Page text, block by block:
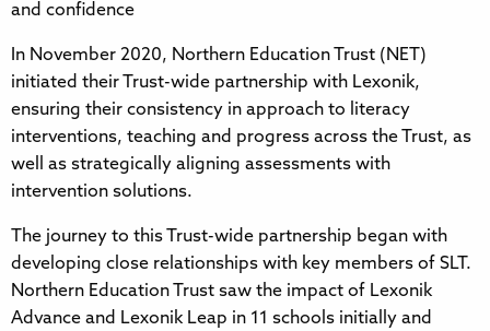
and confidence​​​​‌‍​‍​‍‌‍‌​‍‌‍‍‌‌‍‌‌‍‍‌‌‍‍​‍​‍​‍‍​‍​‍‌​‌‍​‌‌‍‍‌‍‍‌‌‌​‌‍‌​‍‍‌‍‍‌‌‍​‍​‍​‍​​‍​‍‌‍‍​‌​‍‌‍‌‌‌‍‌‍​‍​‍​‍‍​‍​‍​‍‌​‌‌​‌‌‌‌‍‌​‌‍‍‌‌‍​‍‌‍‍‌‌‍‍‌‌​‌‍‌‌‌‍‍‌‌​​‍‌‍‌‌‌‍‌​‌‍‍‌‌‌​​‍‌‍‌‌‍‌‍‌​‌‍‌‌​‌‌​​‌​‍‌‍‌‌‌​‌‍‌‌‌‍‍‌‌​‌‍​‌‌‌​‌‍‍‌‌‍‌‍‍​‍‌‍‍‌‌‍‌​​‌‌‍​‌‌‍‌‍​​​​‍‌​‍‌​‍‌‌‍‌‍‌‍​‍​‍‌​‌‍​​‌‌‍‌​​‌​‍‌​‌​​​​​‌‌‍​​‍‌​‍​​‌‍​‌​‍‌​‍‌​‍‌​‌‍​‌‌​​‌‍‌‍​​‌​​‍​‍​​​​​‌‌​‌‍‌‍​‍​‍‌‌​‌‍‌‌​​‌‍‌‌​‌‌​‌‌​‌‍‌​‍‌‍‌​‍‌​​‌‍​‌‌‌​‌‍‍​​‌‌‍​‍‌‍‌‍‌​‌‍‌​‍‌‌​‌‌‌​​‍‌‌‌‍‍‌‍‌‌‌‍‌​‍‌‌​​‌​‌​​‍‌‌​​‌​‌​​‍‌‌​​‍​​‍​‌‌​‌‌‌‍‌‍‌‍​‌​​​​‍‌​‍​​‍​‌‍‌‌​‍​​‌‌‌‍‌​​‍‌‌​​‍​​‍​‍‌‌​‌‌‌​‌​​‍‍‌‍​‌‍‍​‌‍‍‌‌‍​‌‍‌​‌​‍‌‍‌‌‌‍‍​‍‌‌​‌‌‌​​‍‌‌‌‍‍‌‍‌‌‌‍‌​‍‌‌​​‌​‌​​‍‌‌​​‌​‌​​‍‌‌​​‍​​‍​‌​‌‍​‌​‌‍‌‍​‍​​‍​‌​‍‌‌‍‌‍​​​​‌‍​​‌‍‌‌​​​​‍‌‌​​‍​​‍​‍‌‌​‌‌‌​‌​​‍‍‌‌​‌‍‌‌‌‍​‌‌​​‌‍​‍‌‍​‌‌​‌‍‌‌‌‌‌‌‌​‍‌‍​​‌​‍‌‌​​‍‌​‌‍‌​‌‌​‌‌‌‌‍‌​‌‍‍‌‌‍​‍‌‍‌‍‍‌‌‍‌​​‌‌‍​‌‌‍‌‍​​​​‍‌​‍‌​‍‌‌‍‌‍‌‍​‍​‍‌​‌‍​​‌‌‍‌​​‌​‍‌​‌​​​​​‌‌‍​​‍‌​‍​​‌‍​‌​‍‌​‍‌​‍‌​‌‍​‌‌​​‌‍‌‍​​‌​​‍​‍​​​​​‌‌​‌‍‌‍​‍​‍‌‍‌‌​‌‍‌‌​​‌‍‌‌​‌‌​‌‌​‌‍‌​‍‌‍‌​‍‌‍‌​​‌‍​‌‌‌​‌‍‍​​‌‌‍​‍‌‍‌‍‌​‌‍‌​‍‌‌​‌‌‌​​‍‌‌‌‍‍‌‍‌‌‌‍‌​‍‌‌​​‌​‌​​‍‌‌​​‌​‌​​‍‌‌​​‍​​‍​‌‌​‌‌‌‍‌‍‌‍​‌​​​​‍‌​‍​​‍​‌‍‌‌​‍​​‌‌‌‍‌​​‍‌‌​​‍​​‍​‍‌‌​‌‌‌​‌​​‍‍‌‍​‌‍‍​‌‍‍‌‌‍​‌‍‌​‌​‍‌‍‌‌‌‍‍​‍‌‌​‌‌‌​​‍‌‌‌‍‍‌‍‌‌‌‍‌​‍‌‌​​‌​‌​​‍‌‌​​‌​‌​​‍‌‌​​‍​​‍​‌​‌‍​‌​‌‍‌‍​‍​​‍​‌​‍‌‌‍‌‍​​​​‌‍​​‌‍‌‌​​​​‍‌‌​​‍​​‍​‍‌‌​‌‌‌​‌​​‍‍‌‌​‌‍‌‌‌‍​‌‌​​‍‌‍‌​​‌‍‌‌‌​‍‌​‌​​‌‍‌‌‌‍​‌‌​‌‍‍‌‌‌‍‌‍‌‌​‌‌​​‌‌‌‌‍​‍‌‍​‌‍‍‌‌​‌‍‍​‌‍‌‌‌‍‌​​‍​‍‌‌
In November 2020, ​​​​‌‍​‍​‍‌‍‌​‍‌‍‍‌‌‍‌‌‍‍‌‌‍‍​‍​‍​‍‍​‍​‍‌​‌‍​‌‌‍‍‌‍‍‌‌‌​‌‍‌​‍‍‌‍‍‌‌‍​‍​‍​‍​​‍​‍‌‍‍​‌​‍‌‍‌‌‌‍‌‍​‍​‍​‍‍​‍​‍​‍‌​‌‌​‌‌‌‌‍‌​‌‍‍‌‌‍​‍‌‍‍‌‌‍‍‌‌​‌‍‌‌‌‍‍‌‌​​‍‌‍‌‌‌‍‌​‌‍‍‌‌‌​​‍‌‍‌‌‍‌‍‌​‌‍‌‌​‌‌​​‌​‍‌‍‌‌‌​‌‍‌‌‌‍‍‌‌​‌‍​‌‌‌​‌‍‍‌‌‍‌‍‍​‍‌‍‍‌‌‍‌​​‌‌‍​‌‌‍‌‍​​​​‍‌​‍‌​‍‌‌‍‌‍‌‍​‍​‍‌​‌‍​​‌‌‍‌​​‌​‍‌​‌​​​​​‌‌‍​​‍‌​‍​​‌‍​‌​‍‌​‍‌​‍‌​‌‍​‌‌​​‌‍‌‍​​‌​​‍​‍​​​​​‌‌​‌‍‌‍​‍​‍‌‌​‌‍‌‌​​‌‍‌‌​‌‌​‌‌​‌‍‌​‍‌‍‌​‍‌​​‌‍​‌‌‌​‌‍‍​​‌‌‍​‍‌‍‌‍‌​‌‍‌​‍‌‌​‌‌‌​​‍‌‌‌‍‍‌‍‌‌‌‍‌​‍‌‌​​‌​‌​​‍‌‌​​‌​‌​​‍‌‌​​‍​​‍‌‍​‍​‌‍​​‍‌‍‌‍​‍‌‌‍​​‌‌‌‍‌‍‌‍‌​​‌‍‌‍​​‍​​‍‌‌​​‍​​‍​‍‌‌​‌‌‌​‌​​‍‍‌‍​‌‍‍​‌‍‍‌‌‍​‌‍‌​‌​‍‌‍‌‌‌‍‍​‍‌‌​‌‌‌​​‍‌‌‌‍‍‌‍‌‌‌‍‌​‍‌‌​​‌​‌​​‍‌‌​​‌​‌​​‍‌‌​​‍​​‍‌‍​‍​​‌​‌​‌‍‌‌​​‌​‌‌​​‌‌‍​‍​​‌​‍‌​‌​‌‍‌‌​​​​‍‌‌​​‍​​‍​‍‌‌​‌‌‌​‌​​‍‍‌‌​‌‍‌‌‌‍​‌‌​​‌‍​‍‌‍​‌‌​‌‍‌‌‌‌‌‌‌​‍‌‍​​‌​‍‌‌​​‍‌​‌‍‌​‌‌​‌‌‌‌‍‌​‌‍‍‌‌‍​‍‌‍‌‍‍‌‌‍‌​​‌‌‍​‌‌‍‌‍​​​​‍‌​‍‌​‍‌‌‍‌‍‌‍​‍​‍‌​‌‍​​‌‌‍‌​​‌​‍‌​‌​​​​​‌‌‍​​‍‌​‍​​‌‍​‌​‍‌​‍‌​‍‌​‌‍​‌‌​​‌‍‌‍​​‌​​‍​‍​​​​​‌‌​‌‍‌‍​‍​‍‌‍‌‌​‌‍‌‌​​‌‍‌‌​‌‌​‌‌​‌‍‌​‍‌‍‌​‍‌‍‌​​‌‍​‌‌‌​‌‍‍​​‌‌‍​‍‌‍‌‍‌​‌‍‌​‍‌‌​‌‌‌​​‍‌‌‌‍‍‌‍‌‌‌‍‌​‍‌‌​​‌​‌​​‍‌‌​​‌​‌​​‍‌‌​​‍​​‍‌‍​‍​‌‍​​‍‌‍‌‍​‍‌‌‍​​‌‌‌‍‌‍‌‍‌​​‌‍‌‍​​‍​​‍‌‌​​‍​​‍​‍‌‌​‌‌‌​‌​​‍‍‌‍​‌‍‍​‌‍‍‌‌‍​‌‍‌​‌​‍‌‍‌‌‌‍‍​‍‌‌​‌‌‌​​‍‌‌‌‍‍‌‍‌‌‌‍‌​‍‌‌​​‌​‌​​‍‌‌​​‌​‌​​‍‌‌​​‍​​‍‌‍​‍​​‌​‌​‌‍‌‌​​‌​‌‌​​‌‌‍​‍​​‌​‍‌​‌​‌‍‌‌​​​​‍‌‌​​‍​​‍​‍‌‌​‌‌‌​‌​​‍‍‌‌​‌‍‌‌‌‍​‌‌​​‍‌‍‌​​‌‍‌‌‌​‍‌​‌​​‌‍‌‌‌‍​‌‌​‌‍‍‌‌‌‍‌‍‌‌​‌‌​​‌‌‌‌‍​‍‌‍​‌‍‍‌‌​‌‍‍​‌‍‌‌‌‍‌​​‍​‍‌‌Northern Education Trust​​​​‌‍​‍​‍‌‍‌​‍‌‍‍‌‌‍‌‌‍‍‌‌‍‍​‍​‍​‍‍​‍​‍‌​‌‍​‌‌‍‍‌‍‍‌‌‌​‌‍‌​‍‍‌‍‍‌‌‍​‍​‍​‍​​‍​‍‌‍‍​‌​‍‌‍‌‌‌‍‌‍​‍​‍​‍‍​‍​‍​‍‌​‌‌​‌‌‌‌‍‌​‌‍‍‌‌‍​‍‌‍‍‌‌‍‍‌‌​‌‍‌‌‌‍‍‌‌​​‍‌‍‌‌‌‍‌​‌‍‍‌‌‌​​‍‌‍‌‌‍‌‍‌​‌‍‌‌​‌‌​​‌​‍‌‍‌‌‌​‌‍‌‌‌‍‍‌‌​‌‍​‌‌‌​‌‍‍‌‌‍‌‍‍​‍‌‍‍‌‌‍‌​​‌‌‍​‌‌‍‌‍​​​​‍‌​‍‌​‍‌‌‍‌‍‌‍​‍​‍‌​‌‍​​‌‌‍‌​​‌​‍‌​‌​​​​​‌‌‍​​‍‌​‍​​‌‍​‌​‍‌​‍‌​‍‌​‌‍​‌‌​​‌‍‌‍​​‌​​‍​‍​​​​​‌‌​‌‍‌‍​‍​‍‌‌​‌‍‌‌​​‌‍‌‌​‌‌​‌‌​‌‍‌​‍‌‍‌​‍‌​​‌‍​‌‌‌​‌‍‍​​‌‌‍​‍‌‍‌‍‌​‌‍‌​‍‌‌​‌‌‌​​‍‌‌‌‍‍‌‍‌‌‌‍‌​‍‌‌​​‌​‌​​‍‌‌​​‌​‌​​‍‌‌​​‍​​‍‌‍​‍​‌‍​​‍‌‍‌‍​‍‌‌‍​​‌‌‌‍‌‍‌‍‌​​‌‍‌‍​​‍​​‍‌‌​​‍​​‍​‍‌‌​‌‌‌​‌​​‍‍‌‍​‌‍‍​‌‍‍‌‌‍​‌‍‌​‌​‍‌‍‌‌‌‍‍​‍‌‌​‌‌‌​​‍‌‌‌‍‍‌‍‌‌‌‍‌​‍‌‌​​‌​‌​​‍‌‌​​‌​‌​​‍‌‌​​‍​​‍‌‍​‍​​‌​‌​‌‍‌‌​​‌​‌‌​​‌‌‍​‍​​‌​‍‌​‌​‌‍‌‌​​‌​‍‌‌​​‍​​‍​‍‌‌​‌‌‌​‌​​‍‍‌‌​‌‍‌‌‌‍​‌‌​​‌‍​‍‌‍​‌‌​‌‍‌‌‌‌‌‌‌​‍‌‍​​‌​‍‌‌​​‍‌​‌‍‌​‌‌​‌‌‌‌‍‌​‌‍‍‌‌‍​‍‌‍‌‍‍‌‌‍‌​​‌‌‍​‌‌‍‌‍​​​​‍‌​‍‌​‍‌‌‍‌‍‌‍​‍​‍‌​‌‍​​‌‌‍‌​​‌​‍‌​‌​​​​​‌‌‍​​‍‌​‍​​‌‍​‌​‍‌​‍‌​‍‌​‌‍​‌‌​​‌‍‌‍​​‌​​‍​‍​​​​​‌‌​‌‍‌‍​‍​‍‌‍‌‌​‌‍‌‌​​‌‍‌‌​‌‌​‌‌​‌‍‌​‍‌‍‌​‍‌‍‌​​‌‍​‌‌‌​‌‍‍​​‌‌‍​‍‌‍‌‍‌​‌‍‌​‍‌‌​‌‌‌​​‍‌‌‌‍‍‌‍‌‌‌‍‌​‍‌‌​​‌​‌​​‍‌‌​​‌​‌​​‍‌‌​​‍​​‍‌‍​‍​‌‍​​‍‌‍‌‍​‍‌‌‍​​‌‌‌‍‌‍‌‍‌​​‌‍‌‍​​‍​​‍‌‌​​‍​​‍​‍‌‌​‌‌‌​‌​​‍‍‌‍​‌‍‍​‌‍‍‌‌‍​‌‍‌​‌​‍‌‍‌‌‌‍‍​‍‌‌​‌‌‌​​‍‌‌‌‍‍‌‍‌‌‌‍‌​‍‌‌​​‌​‌​​‍‌‌​​‌​‌​​‍‌‌​​‍​​‍‌‍​‍​​‌​‌​‌‍‌‌​​‌​‌‌​​‌‌‍​‍​​‌​‍‌​‌​‌‍‌‌​​‌​‍‌‌​​‍​​‍​‍‌‌​‌‌‌​‌​​‍‍‌‌​‌‍‌‌‌‍​‌‌​​‍‌‍‌​​‌‍‌‌‌​‍‌​‌​​‌‍‌‌‌‍​‌‌​‌‍‍‌‌‌‍‌‍‌‌​‌‌​​‌‌‌‌‍​‍‌‍​‌‍‍‌‌​‌‍‍​‌‍‌‌‌‍‌​​‍​‍‌‌ (NET)
initiated their Trust-wide partnership with Lexonik,
ensuring their consistency in approach to literacy
interventions, teaching and progress across the Trust, as
well as strategically aligning assessments with
intervention solutions.​​​​‌‍​‍​‍‌‍‌​‍‌‍‍‌‌‍‌‌‍‍‌‌‍‍​‍​‍​‍‍​‍​‍‌​‌‍​‌‌‍‍‌‍‍‌‌‌​‌‍‌​‍‍‌‍‍‌‌‍​‍​‍​‍​​‍​‍‌‍‍​‌​‍‌‍‌‌‌‍‌‍​‍​‍​‍‍​‍​‍​‍‌​‌‌​‌‌‌‌‍‌​‌‍‍‌‌‍​‍‌‍‍‌‌‍‍‌‌​‌‍‌‌‌‍‍‌‌​​‍‌‍‌‌‌‍‌​‌‍‍‌‌‌​​‍‌‍‌‌‍‌‍‌​‌‍‌‌​‌‌​​‌​‍‌‍‌‌‌​‌‍‌‌‌‍‍‌‌​‌‍​‌‌‌​‌‍‍‌‌‍‌‍‍​‍‌‍‍‌‌‍‌​​‌‌‍​‌‌‍‌‍​​​​‍‌​‍‌​‍‌‌‍‌‍‌‍​‍​‍‌​‌‍​​‌‌‍‌​​‌​‍‌​‌​​​​​‌‌‍​​‍‌​‍​​‌‍​‌​‍‌​‍‌​‍‌​‌‍​‌‌​​‌‍‌‍​​‌​​‍​‍​​​​​‌‌​‌‍‌‍​‍​‍‌‌​‌‍‌‌​​‌‍‌‌​‌‌​‌‌​‌‍‌​‍‌‍‌​‍‌​​‌‍​‌‌‌​‌‍‍​​‌‌‍​‍‌‍‌‍‌​‌‍‌​‍‌‌​‌‌‌​​‍‌‌‌‍‍‌‍‌‌‌‍‌​‍‌‌​​‌​‌​​‍‌‌​​‌​‌​​‍‌‌​​‍​​‍‌‍​‍​‌‍​​‍‌‍‌‍​‍‌‌‍​​‌‌‌‍‌‍‌‍‌​​‌‍‌‍​​‍​​‍‌‌​​‍​​‍​‍‌‌​‌‌‌​‌​​‍‍‌‍​‌‍‍​‌‍‍‌‌‍​‌‍‌​‌​‍‌‍‌‌‌‍‍​‍‌‌​‌‌‌​​‍‌‌‌‍‍‌‍‌‌‌‍‌​‍‌‌​​‌​‌​​‍‌‌​​‌​‌​​‍‌‌​​‍​​‍‌‍​‍​​‌​‌​‌‍‌‌​​‌​‌‌​​‌‌‍​‍​​‌​‍‌​‌​‌‍‌‌​​‍​‍‌‌​​‍​​‍​‍‌‌​‌‌‌​‌​​‍‍‌‌​‌‍‌‌‌‍​‌‌​​‌‍​‍‌‍​‌‌​‌‍‌‌‌‌‌‌‌​‍‌‍​​‌​‍‌‌​​‍‌​‌‍‌​‌‌​‌‌‌‌‍‌​‌‍‍‌‌‍​‍‌‍‌‍‍‌‌‍‌​​‌‌‍​‌‌‍‌‍​​​​‍‌​‍‌​‍‌‌‍‌‍‌‍​‍​‍‌​‌‍​​‌‌‍‌​​‌​‍‌​‌​​​​​‌‌‍​​‍‌​‍​​‌‍​‌​‍‌​‍‌​‍‌​‌‍​‌‌​​‌‍‌‍​​‌​​‍​‍​​​​​‌‌​‌‍‌‍​‍​‍‌‍‌‌​‌‍‌‌​​‌‍‌‌​‌‌​‌‌​‌‍‌​‍‌‍‌​‍‌‍‌​​‌‍​‌‌‌​‌‍‍​​‌‌‍​‍‌‍‌‍‌​‌‍‌​‍‌‌​‌‌‌​​‍‌‌‌‍‍‌‍‌‌‌‍‌​‍‌‌​​‌​‌​​‍‌‌​​‌​‌​​‍‌‌​​‍​​‍‌‍​‍​‌‍​​‍‌‍‌‍​‍‌‌‍​​‌‌‌‍‌‍‌‍‌​​‌‍‌‍​​‍​​‍‌‌​​‍​​‍​‍‌‌​‌‌‌​‌​​‍‍‌‍​‌‍‍​‌‍‍‌‌‍​‌‍‌​‌​‍‌‍‌‌‌‍‍​‍‌‌​‌‌‌​​‍‌‌‌‍‍‌‍‌‌‌‍‌​‍‌‌​​‌​‌​​‍‌‌​​‌​‌​​‍‌‌​​‍​​‍‌‍​‍​​‌​‌​‌‍‌‌​​‌​‌‌​​‌‌‍​‍​​‌​‍‌​‌​‌‍‌‌​​‍​‍‌‌​​‍​​‍​‍‌‌​‌‌‌​‌​​‍‍‌‌​‌‍‌‌‌‍​‌‌​​‍‌‍‌​​‌‍‌‌‌​‍‌​‌​​‌‍‌‌‌‍​‌‌​‌‍‍‌‌‌‍‌‍‌‌​‌‌​​‌‌‌‌‍​‍‌‍​‌‍‍‌‌​‌‍‍​‌‍‌‌‌‍‌​​‍​‍‌‌
The journey to this Trust-wide partnership began with
developing close relationships with key members of SLT.
Northern Education Trust saw the impact of Lexonik
Advance and Lexonik Leap in 11 schools initially and